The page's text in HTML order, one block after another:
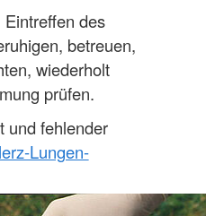
des
betreuen,
wiederholt
prüfen.
und fehlender
Lungen-